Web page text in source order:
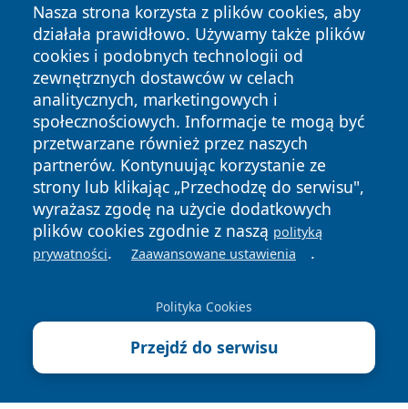
Nasza strona korzysta z plików cookies, aby
działała prawidłowo. Używamy także plików
cookies i podobnych technologii od
zewnętrznych dostawców w celach
analitycznych, marketingowych i
społecznościowych. Informacje te mogą być
przetwarzane również przez naszych
partnerów. Kontynuując korzystanie ze
strony lub klikając „Przechodzę do serwisu",
wyrażasz zgodę na użycie dodatkowych
plików cookies zgodnie z naszą polityką
prywatności. Zaawansowane ustawienia .
Polityka Cookies
Przejdź do serwisu
Copyright © 2026 jeleniagoraonline.pl Wszystkie prawa
zastrzeżone.
News Autorzy
Polityka
Prywatności
Polityka
Cookies